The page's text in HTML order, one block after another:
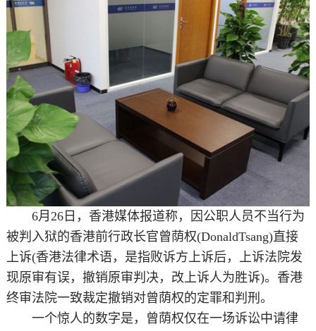
6月26日，香港媒体报道称，因公职人员不当行为
被判入狱的香港前行政长官曾荫权(DonaldTsang)直接
上诉(香港法律术语，是指败诉方上诉后，上诉法院发
现原审有误，撤销原审判决，改上诉人为胜诉)。香港
终审法院一致裁定撤销对曾荫权的定罪和判刑。
一个惊人的数字是，曾荫权仅在一场诉讼中请律